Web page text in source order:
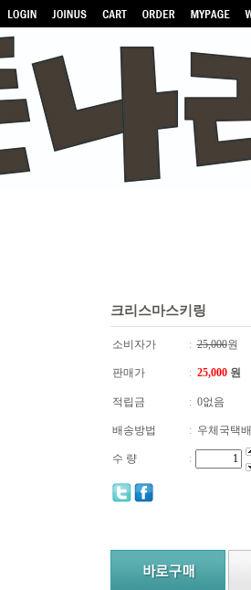
크리스마스키링
소비자가 : 25,000원
판매가 : 25,000원
적립금 : 0없음
배송방법 : 우체국택배
수 량 :